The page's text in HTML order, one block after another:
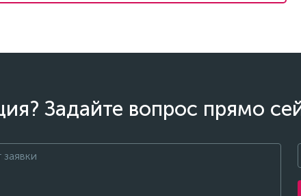
Задайте вопрос прямо